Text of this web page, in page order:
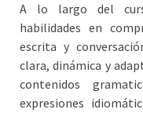
A lo largo del
habilidades en
escrita y
clara, dinámica y
contenidos
expresiones